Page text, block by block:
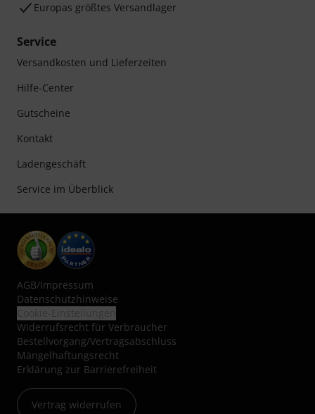
Europas größtes Versandlager
Service
Versandkosten und Lieferzeiten
Hilfe-Center
Gutscheine
Kontakt
Ladengeschäft
Service im Überblick
AGB/Impressum
Datenschutzhinweise
Widerrufsrecht für Verbraucher
Bestellvorgang/Vertragsabschluss
Mängelhaftungsrecht
Erklärung zur Barrierefreiheit
Vertrag widerrufen